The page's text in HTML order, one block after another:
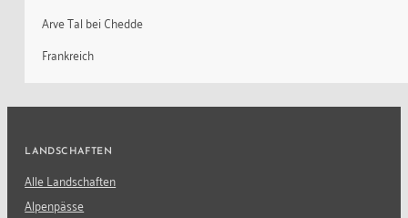
Arve Tal bei Chedde
Frankreich
LANDSCHAFTEN
Alle Landschaften
Alpenpässe